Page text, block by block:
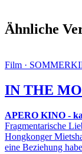
Ähnliche
Film ·
IN THE
APERO KINO -
Fragmentarische
Hongkonger
eine Beziehung